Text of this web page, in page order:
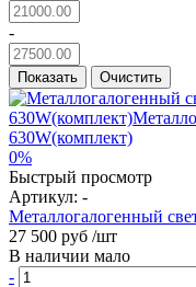
-
Показать Очистить
0%
Быстрый просмотр
Артикул: -
Металлогалогенный
27 500 руб /шт
В наличии мало
-